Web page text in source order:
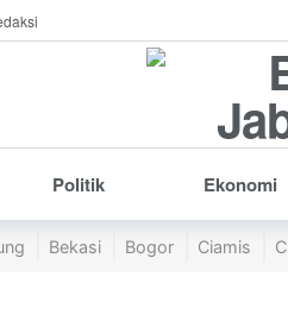
Politik Ekonomi
Bekasi Bogor Ciamis